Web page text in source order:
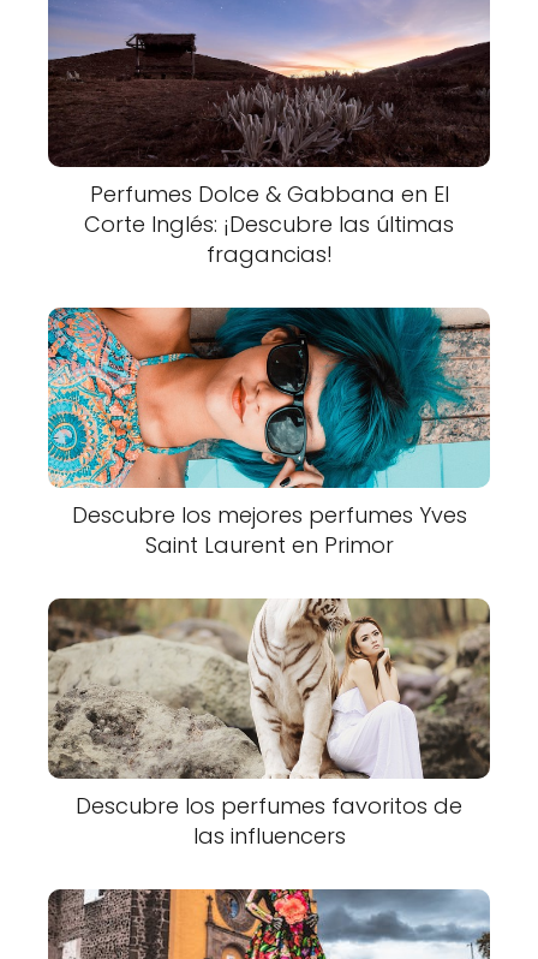
Perfumes Dolce & Gabbana en El
Corte Inglés: ¡Descubre las últimas
fragancias!
Descubre los mejores perfumes Yves
Saint Laurent en Primor
Descubre los perfumes favoritos de
las influencers